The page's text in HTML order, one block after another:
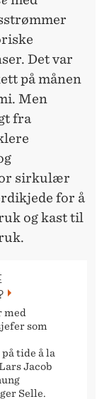
Det var
på månen
Men
fra
sirkulær
for å
og kast til
med
som
tide å la
Jacob
Selle.